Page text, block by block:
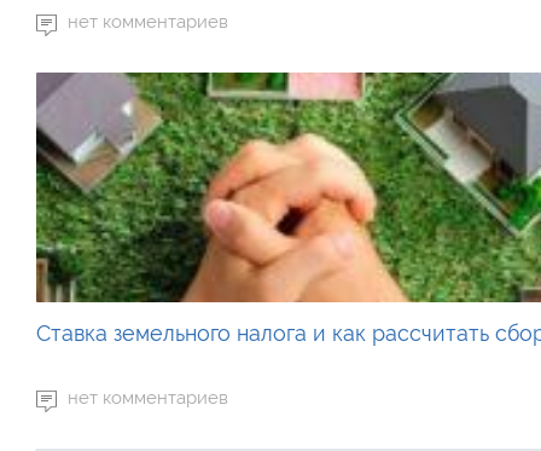
нет комментариев
Ставка земельного налога и как рассчитать
нет комментариев